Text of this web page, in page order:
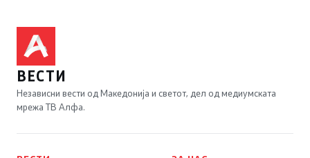
ВЕСТИ
Независни вести од Македонија и светот, дел од медиумската
мрежа ТВ Алфа.